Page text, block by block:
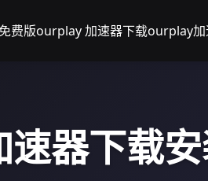
费版ourplay 加速器下载ourplay加
器下载安